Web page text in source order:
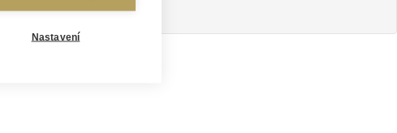
Nastavení